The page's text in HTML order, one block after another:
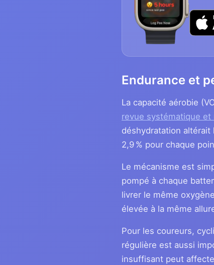
Endurance et
La capacité aérobie
revue systématique
déshydratation altérait
2,9 % pour chaque
Le mécanisme est
pompé à chaque
livrer le même
élevée à la même
Pour les coureurs,
régulière est aussi
insuffisant peut